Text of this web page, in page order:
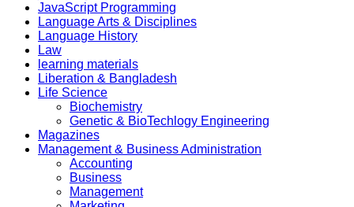
JavaScript Programming
Language Arts & Disciplines
Language History
Law
learning materials
Liberation & Bangladesh
Life Science
Biochemistry
Genetic & BioTechlogy Engineering
Magazines
Management & Business Administration
Accounting
Business
Management